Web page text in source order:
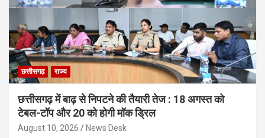
छत्तीसगढ़ राज्य
छत्तीसगढ़ में बाढ़ से निपटने की तैयारी तेज : 18 अगस्त को
टेबल-टॉप और 20 को होगी मॉक ड्रिल
August 10, 2026 News Desk